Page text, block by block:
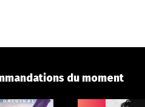
du moment